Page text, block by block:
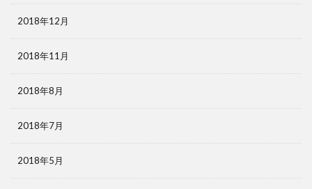
2018年12月
2018年11月
2018年8月
2018年7月
2018年5月